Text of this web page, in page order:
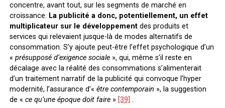
concentre, avant tout, sur les segments de marché en
croissance. La publicité a donc, potentiellement, un effet
multiplicateur sur le développementdes produits et
services qui relevaient jusque-là de modes alternatifs de
consommation. S’y ajoute peut-être l’effet psychologique d’un
« présupposé d’exigence sociale», qui, même s’il reste en
décalage avec la réalité des consommations s’alimenterait
d’un traitement narratif de la publicité qui convoque l’hyper
modernité, l’assurance d’« être contemporain », la suggestion
de « ce qu’une époque doit faire» [39] .